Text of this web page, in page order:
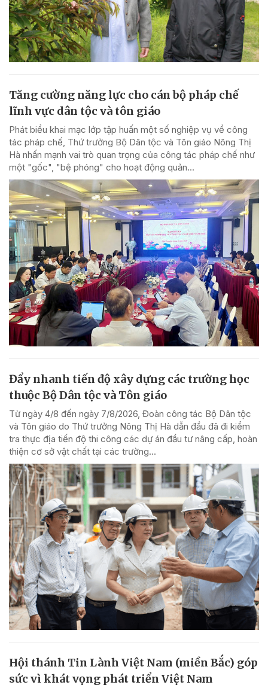
Tăng cường năng lực cho cán bộ pháp chế
lĩnh vực dân tộc và tôn giáo
Phát biểu khai mạc lớp tập huấn một số nghiệp vụ về công
tác pháp chế, Thứ trưởng Bộ Dân tộc và Tôn giáo Nông Thị
Hà nhấn mạnh vai trò quan trọng của công tác pháp chế như
một "gốc", "bệ phóng" cho hoạt động quản...
Đẩy nhanh tiến độ xây dựng các trường học
thuộc Bộ Dân tộc và Tôn giáo
Từ ngày 4/8 đến ngày 7/8/2026, Đoàn công tác Bộ Dân tộc
và Tôn giáo do Thứ trưởng Nông Thị Hà dẫn đầu đã đi kiểm
tra thực địa tiến độ thi công các dự án đầu tư nâng cấp, hoàn
thiện cơ sở vật chất tại các trường...
Hội thánh Tin Lành Việt Nam (miền Bắc) góp
sức vì khát vọng phát triển Việt Nam